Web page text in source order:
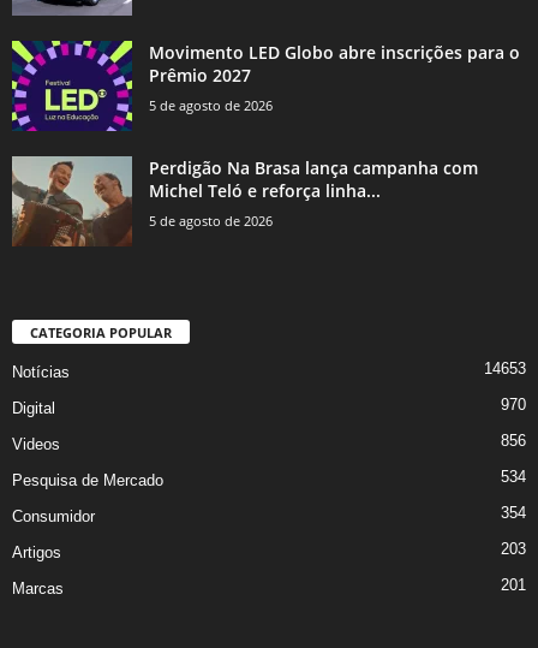
Movimento LED Globo abre inscrições para o
Prêmio 2027
5 de agosto de 2026
Perdigão Na Brasa lança campanha com
Michel Teló e reforça linha...
5 de agosto de 2026
CATEGORIA POPULAR
Notícias 14653
Digital 970
Videos 856
Pesquisa de Mercado 534
Consumidor 354
Artigos 203
Marcas 201